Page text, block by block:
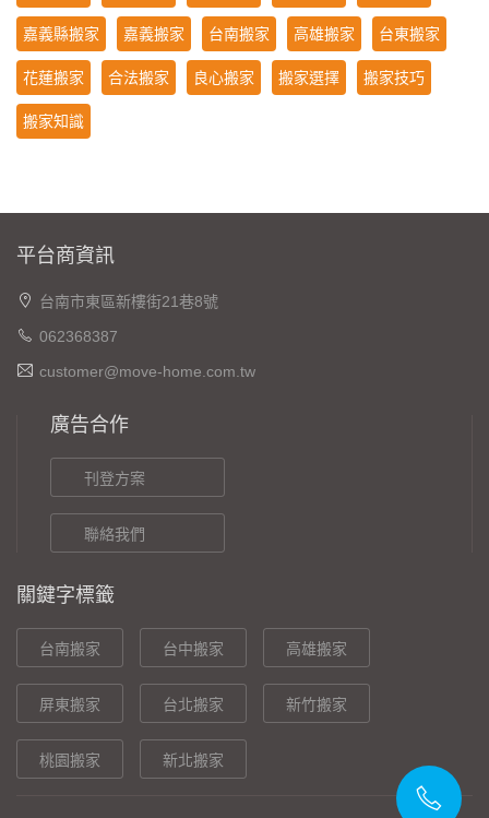
嘉義縣搬家 嘉義搬家 台南搬家 高雄搬家 台東搬家
花蓮搬家 合法搬家 良心搬家 搬家選擇 搬家技巧
搬家知識
平台商資訊
台南市東區新樓街21巷8號
062368387
customer@move-home.com.tw
廣告合作
刊登方案
聯絡我們
關鍵字標籤
台南搬家 台中搬家 高雄搬家
屏東搬家 台北搬家 新竹搬家
桃園搬家 新北搬家